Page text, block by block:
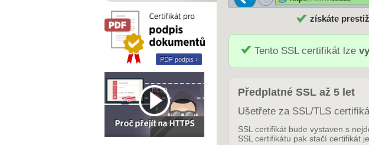
PDF podpis ›
získáte prestiž
Tento SSL certifikát lze
Předplatné SSL až 5 let
Ušetřete za SSL/TLS
SSL certifikát bude vystaven s
SSL certifikátu pak stačí certifikát